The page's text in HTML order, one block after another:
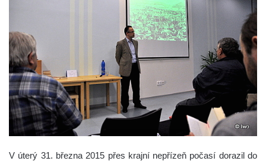
V úterý 31. března 2015 přes krajní nepřízeň počasí dorazil do